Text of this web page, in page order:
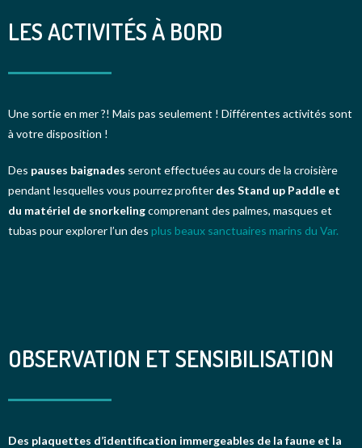
LES ACTIVITÉS À BORD
Une sortie en mer ?! Mais pas seulement ! Différentes activités sont
à votre disposition !
Des pauses baignades seront effectuées au cours de la croisière
pendant lesquelles vous pourrez profiter des Stand up Paddle et
du matériel de snorkelingcomprenant des palmes, masques et
tubas pour explorer l’un des plus beaux sanctuaires marins du Var.
OBSERVATION ET SENSIBILISATION
Des plaquettes d’identification immergeables de la faune et la